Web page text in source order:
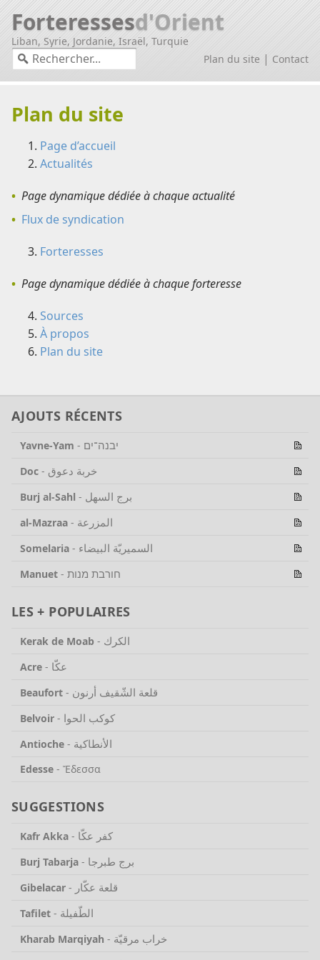
Forteressesd'Orient
Liban, Syrie, Jordanie, Israël, Turquie
Plan du site | Contact
Plan du site
Page d’accueil
Actualités
Page dynamique dédiée à chaque actualité
Flux de syndication
Forteresses
Page dynamique dédiée à chaque forteresse
Sources
À propos
Plan du site
AJOUTS RÉCENTS
Yavne-Yam - יבנה־ים
Doc - خربة دعوق
Burj al-Sahl - برج السهل
al-Mazraa - المزرعة
Somelaria - السميريّة البيضاء
Manuet - חורבת מנות
LES + POPULAIRES
Kerak de Moab - الكرك
Acre - عكّا
Beaufort - قلعة الشّقيف أرنون
Belvoir - كوكب الحوا
Antioche - الأنطاكية
Edesse - Ἔδεσσα
SUGGESTIONS
Kafr Akka - كفر عكّا
Burj Tabarja - برج طبرجا
Gibelacar - قلعة عكّار
Tafilet - الطّفيلة
Kharab Marqiyah - خراب مرقيّة